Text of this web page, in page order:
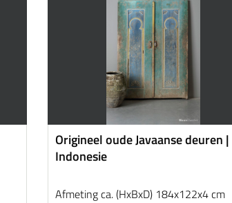
Origineel oude Javaanse deuren |
Indonesie
Afmeting ca. (HxBxD) 184x122x4 cm